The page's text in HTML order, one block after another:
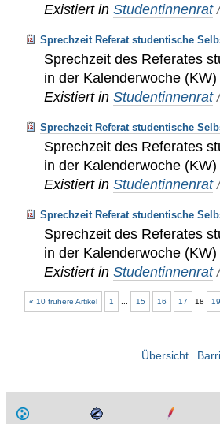
Existiert in Studentinnenrat
Sprechzeit Referat studentische
Sprechzeit des Referates
in der Kalenderwoche
Existiert in Studentinnenrat
Sprechzeit Referat studentische
Sprechzeit des Referates
in der Kalenderwoche
Existiert in Studentinnenrat
Sprechzeit Referat studentische
Sprechzeit des Referates
in der Kalenderwoche
Existiert in Studentinnenrat
« 10 frühere Artikel 1 15 16 17 18 19
Übersicht